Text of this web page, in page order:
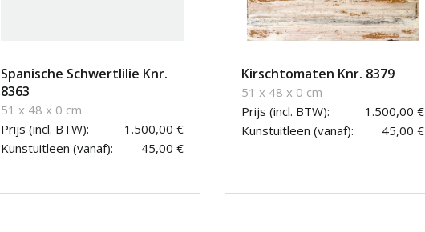
Spanische Schwertlilie Knr.
8363
51 x 48 x 0 cm
Prijs (incl. BTW):
1.500,00 €
Kunstuitleen (vanaf):
45,00 €
Kirschtomaten Knr. 8379
51 x 48 x 0 cm
Prijs (incl. BTW):
1.500,00 €
Kunstuitleen (vanaf):
45,00 €